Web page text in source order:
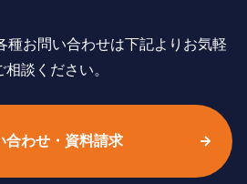
種お問い合わせは下記よりお気軽
相談ください。
合わせ・資料請求